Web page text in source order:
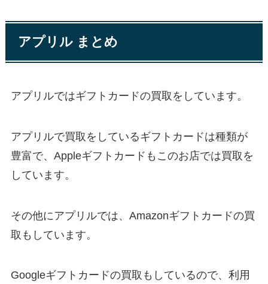
アプリル まとめ
アプリルではギフトカードの買取をしています。
アプリルで買取をしているギフトカードは種類が
豊富で、Appleギフトカードもこのお店では買取を
しています。
その他にアプリルでは、Amazonギフトカードの買
取もしています。
Googleギフトカードの買取もしているので、利用